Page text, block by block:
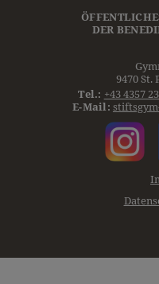
DER
9470 St.
Tel.: +43 4357
E-Mail: